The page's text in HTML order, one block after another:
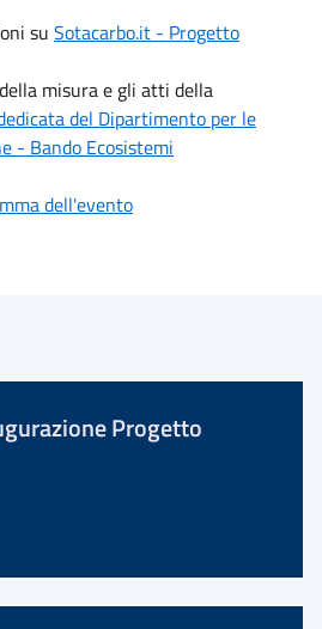
su Sotacarbo.it - Progetto
misura e gli atti della
del Dipartimento per le
- Bando Ecosistemi
dell'evento
Progetto